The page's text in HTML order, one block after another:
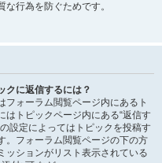
行為を防ぐためです。
クに返信するには？
フォーラム閲覧ページ内にあるト
はトピックページ内にある“返信す
設定によってはトピックを投稿す
。フォーラム閲覧ページの下の方
ッションがリスト表示されている